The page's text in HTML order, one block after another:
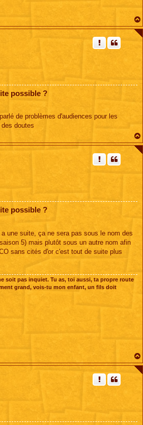
possible ?
de problèmes d'audiences pour les
doutes
possible ?
une suite, ça ne sera pas sous le nom des
5) mais plutôt sous un autre nom afin
sans cités d'or c'est tout de suite plus
soit pas inquiet. Tu as, toi aussi, ta propre route
grand, vois-tu mon enfant, un fils doit